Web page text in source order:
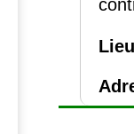
Lieu